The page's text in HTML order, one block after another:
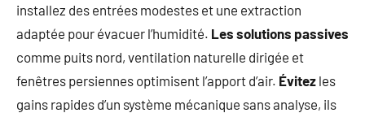
installez des entrées modestes et une extraction
adaptée pour évacuer l’humidité. Les solutions passives
comme puits nord, ventilation naturelle dirigée et
fenêtres persiennes optimisent l’apport d’air. Évitez les
gains rapides d’un système mécanique sans analyse, ils